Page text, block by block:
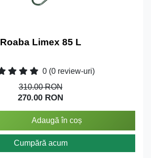
Roaba Limex 85 L
0 (0 review-uri)
310.00 RON
270.00 RON
Adaugă în coș
Cumpără acum